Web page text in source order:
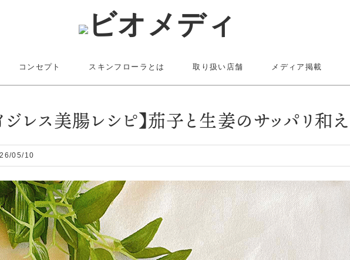
コンセプト スキンフローラとは 取り扱い店舗 メディア掲載
ジレス美腸レシピ】茄子と生姜のサッパリ和え
05/10